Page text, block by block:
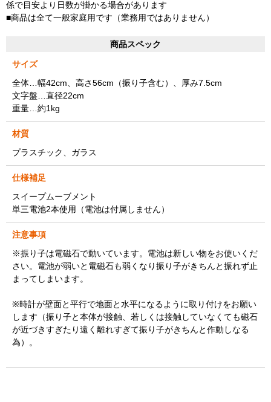
係で目安より日数が掛かる場合があります
■商品は全て一般家庭用です（業務用ではありません）
商品スペック
サイズ
全体…幅42cm、高さ56cm（振り子含む）、厚み7.5cm
文字盤…直径22cm
重量…約1kg
材質
プラスチック、ガラス
仕様補足
スイープムーブメント
単三電池2本使用（電池は付属しません）
注意事項
※振り子は電磁石で動いています。電池は新しい物をお使いくだ
さい。電池が弱いと電磁石も弱くなり振り子がきちんと振れず止
まってしまいます。
※時計が壁面と平行で地面と水平になるように取り付けをお願い
します（振り子と本体が接触、若しくは接触していなくても磁石
が近づきすぎたり遠く離れすぎて振り子がきちんと作動しなる
為）。